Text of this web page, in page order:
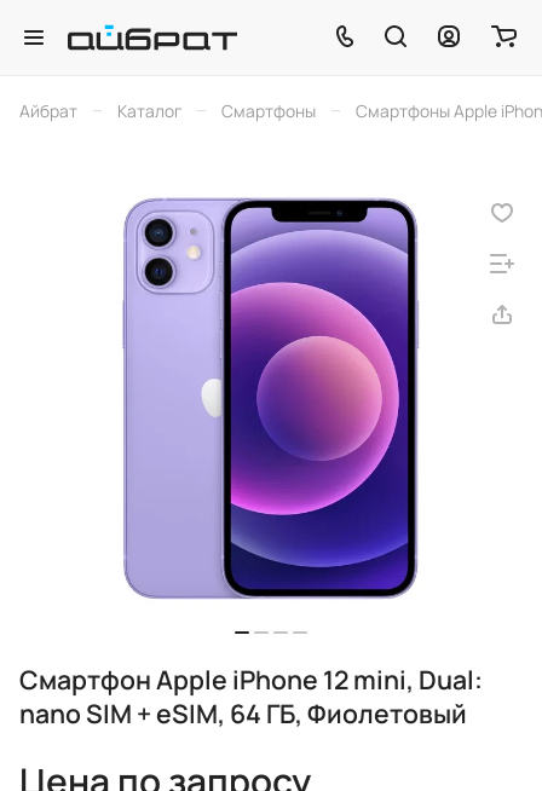
Айбрат – Каталог – Смартфоны – Смартфоны Apple
Смартфон Apple iPhone 12 mini, Dual:
nano SIM + eSIM, 64 ГБ, Фиолетовый